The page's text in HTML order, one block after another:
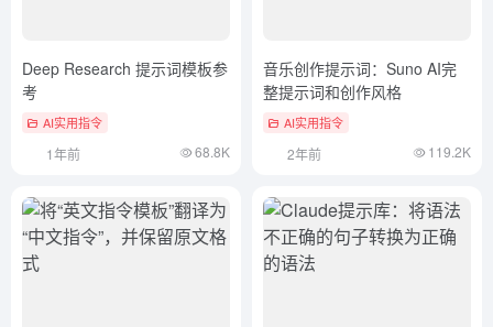
Deep Research 提示词模板参
考
AI实用指令
1年前 68.8K
音乐创作提示词：Suno AI完
整提示词和创作风格
AI实用指令
2年前 119.2K